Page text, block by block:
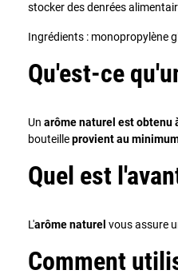
stocker des denrées
Ingrédients : monopropylène
Qu'est-ce
Un arôme naturel est obtenu
bouteilleprovient au
Quel est
L'arôme naturel vous assure
Comment